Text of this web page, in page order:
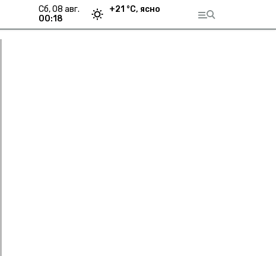
сб, 08 авг.
00:18
+21 °С, ясно